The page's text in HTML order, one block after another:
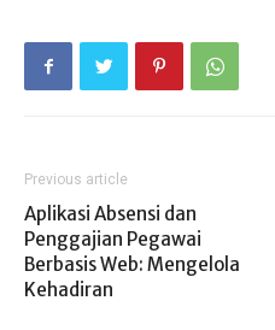
Previous article
Aplikasi Absensi dan
Penggajian Pegawai
Berbasis Web: Mengelola
Kehadiran